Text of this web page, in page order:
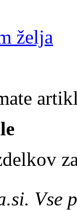
želja
Vse